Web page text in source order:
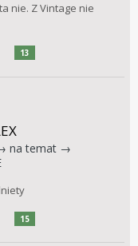
nie. Z Vintage nie
13
na temat →
15